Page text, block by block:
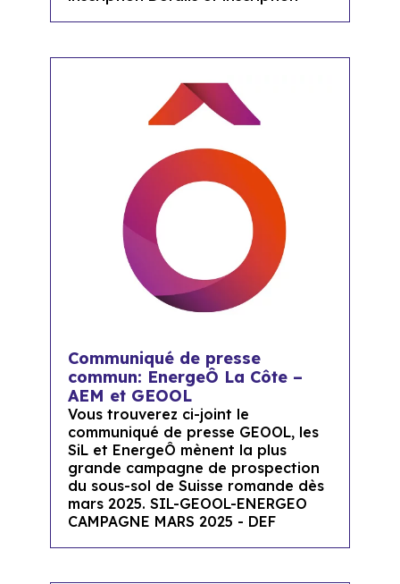
Communiqué de presse
commun: EnergeÔ La Côte –
AEM et GEOOL
Vous trouverez ci-joint le
communiqué de presse GEOOL, les
SiL et EnergeÔ mènent la plus
grande campagne de prospection
du sous-sol de Suisse romande dès
mars 2025. SIL-GEOOL-ENERGEO
CAMPAGNE MARS 2025 - DEF